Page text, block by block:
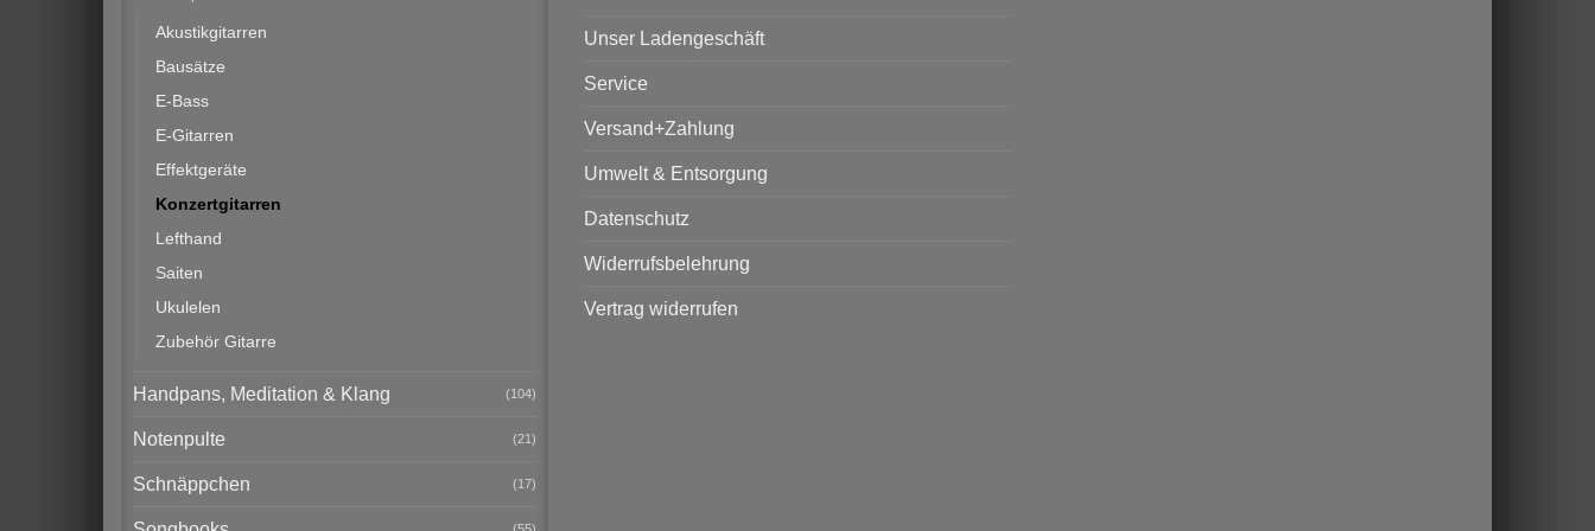
Akustikgitarren
Bausätze
E-Bass
E-Gitarren
Effektgeräte
Konzertgitarren
Lefthand
Saiten
Ukulelen
Zubehör Gitarre
Handpans, Meditation & Klang (104)
Notenpulte (21)
Schnäppchen (17)
Unser Ladengeschäft
Service
Versand+Zahlung
Umwelt & Entsorgung
Datenschutz
Widerrufsbelehrung
Vertrag widerrufen